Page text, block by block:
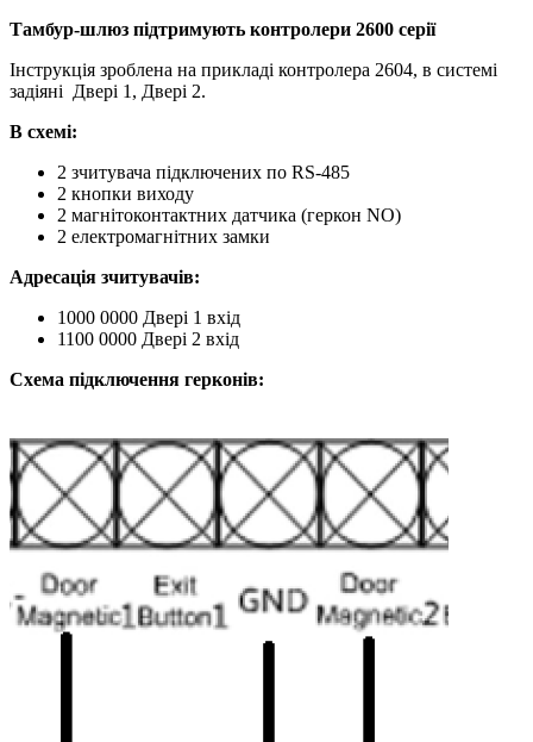
Тамбур-шлюз підтримують контролери 2600 серії
Інструкція зроблена на прикладі контролера 2604, в системі
задіяні Двері 1, Двері 2.
В схемі:
2 зчитувача підключених по RS-485
2 кнопки виходу
2 магнітоконтактних датчика (геркон NO)
2 електромагнітних замки
Адресація зчитувачів:
1000 0000 Двері 1 вхід
1100 0000 Двері 2 вхід
Cхема підключення герконів: